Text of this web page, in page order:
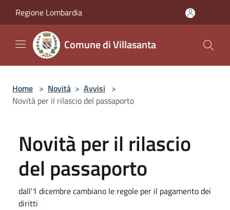
Regione Lombardia
Comune di Villasanta
Home > Novità > Avvisi >
Novità per il rilascio del passaporto
Novità per il rilascio
del passaporto
dall'1 dicembre cambiano le regole per il pagamento dei
diritti